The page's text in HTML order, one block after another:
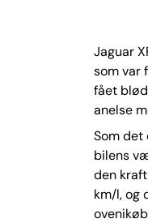
Jaguar
som var
fået
anelse
Som det
bilens
den
km/l, og